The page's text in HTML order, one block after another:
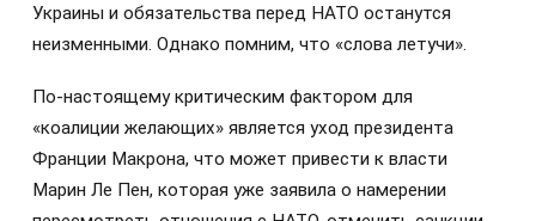
Украины и обязательства перед НАТО останутся
неизменными. Однако помним, что «слова летучи».
По-настоящему критическим фактором для
«коалиции желающих» является уход президента
Франции Макрона, что может привести к власти
Марин Ле Пен, которая уже заявила о намерении